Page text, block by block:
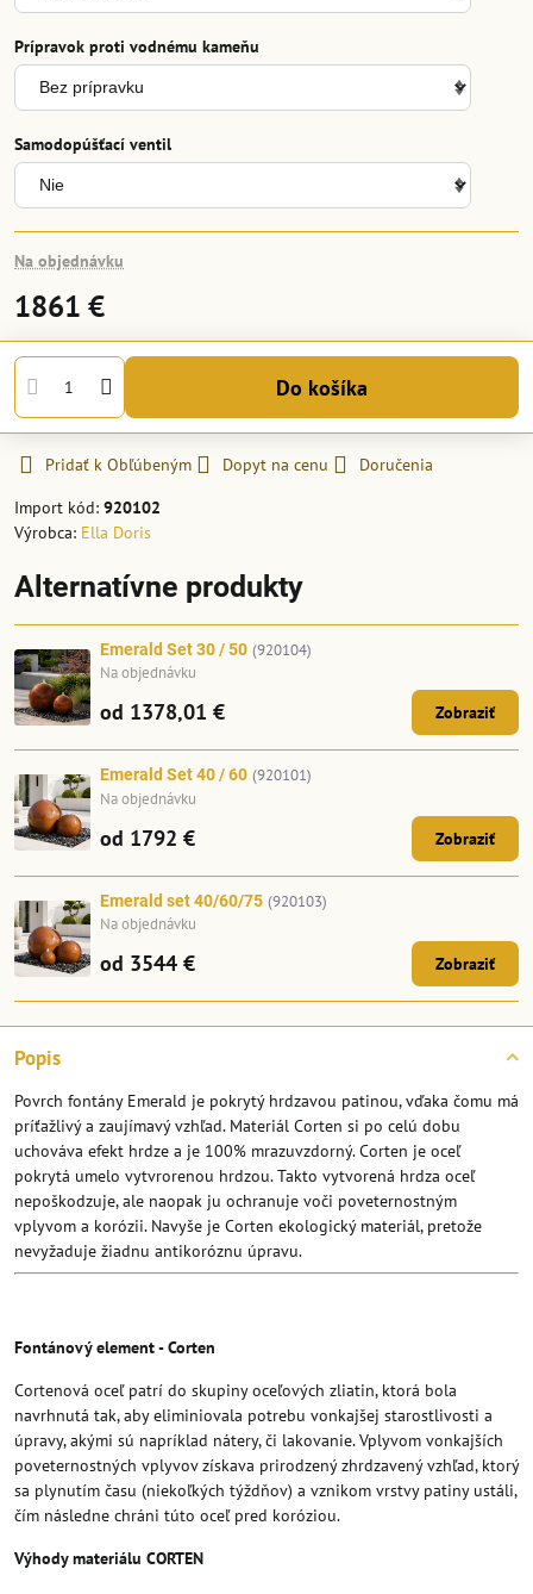
Prípravok proti vodnému kameňu
Samodopúšťací ventil
Na objednávku
1861 €
Do košíka
Pridať k Obľúbeným Dopyt na cenu
Doručenia
Import kód: 920102
Výrobca: Ella Doris
Popis
Povrch fontány Emerald je pokrytý hrdzavou patinou, vďaka čomu má
príťažlivý a zaujímavý vzhľad. Materiál Corten si po celú dobu
uchováva efekt hrdze a je 100% mrazuvzdorný. Corten je oceľ
pokrytá umelo vytvrorenou hrdzou. Takto vytvorená hrdza oceľ
nepoškodzuje, ale naopak ju ochranuje voči poveternostným
vplyvom a korózii. Navyše je Corten ekologický materiál, pretože
nevyžaduje žiadnu antikoróznu úpravu.
Fontánový element - Corten
Cortenová oceľ patrí do skupiny oceľových zliatin, ktorá bola
navrhnutá tak, aby eliminiovala potrebu vonkajšej starostlivosti a
úpravy, akými sú napríklad nátery, či lakovanie. Vplyvom vonkajších
poveternostných vplyvov získava prirodzený zhrdzavený vzhľad, ktorý
sa plynutím času (niekoľkých týždňov) a vznikom vrstvy patiny ustáli,
čím následne chráni túto oceľ pred koróziou.
Výhody materiálu CORTEN
Alternatívne produkty
Emerald Set 30 / 50 (920104)
Na objednávku
od 1378,01 € Zobraziť
Emerald Set 40 / 60 (920101)
Na objednávku
od 1792 € Zobraziť
Emerald set 40/60/75 (920103)
Na objednávku
od 3544 € Zobraziť